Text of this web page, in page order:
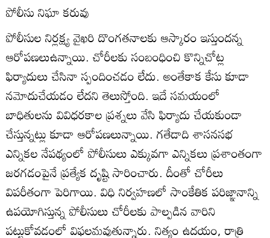
పోలీసు నిఘా కరువు
పోలీసుల నిర్లక్ష్య వైఖరి దొంగతనాలకు ఆస్కారం ఇస్తుందన్న
ఆరోపణలుఉన్నాయి. చోరీలకు సంబంధించి కొన్నిచోట్ల
ఫిర్యాదులు చేసినా స్పందించడం లేదు. అంతేకాక కేసు కూడా
నమోదుచేయడం లేదని తెలుస్తోంది. ఇదే సమయంలో
బాధితులను వివిధరకాల ప్రశ్నలు వేసి ఫిర్యాదు చేయకుండా
చేస్తున్నట్లు కూడా ఆరోపణలున్నాయి. గతేడాది శాసనసభ
ఎన్నికల నేపథ్యంలో పోలీసులు ఎక్కువగా ఎన్నికలు ప్రశాంతంగా
జరగడంపైనే ప్రత్యేక దృష్టి సారించారు. దీంతో చోరీలు
విపరీతంగా పెరిగాయి. విధి నిర్వహణలో సాంకేతిక పరిజ్ఞానాన్ని
ఉపయోగిస్తున్న పోలీసులు చోరీలకు పాల్పడిన వారిని
పట్టుకోవడంలో విఫలమవుతున్నారు. నిత్యం ఉదయం, రాత్రి